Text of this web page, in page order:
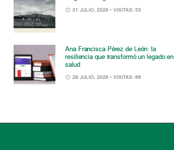
31 JULIO, 2026 • VISITAS: 53
Ana Francisca Pérez de León: la
resiliencia que transformó un legado en
salud
29 JULIO, 2026 • VISITAS: 66